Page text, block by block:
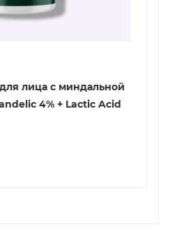
лица с миндальной
4% + Lactic Acid